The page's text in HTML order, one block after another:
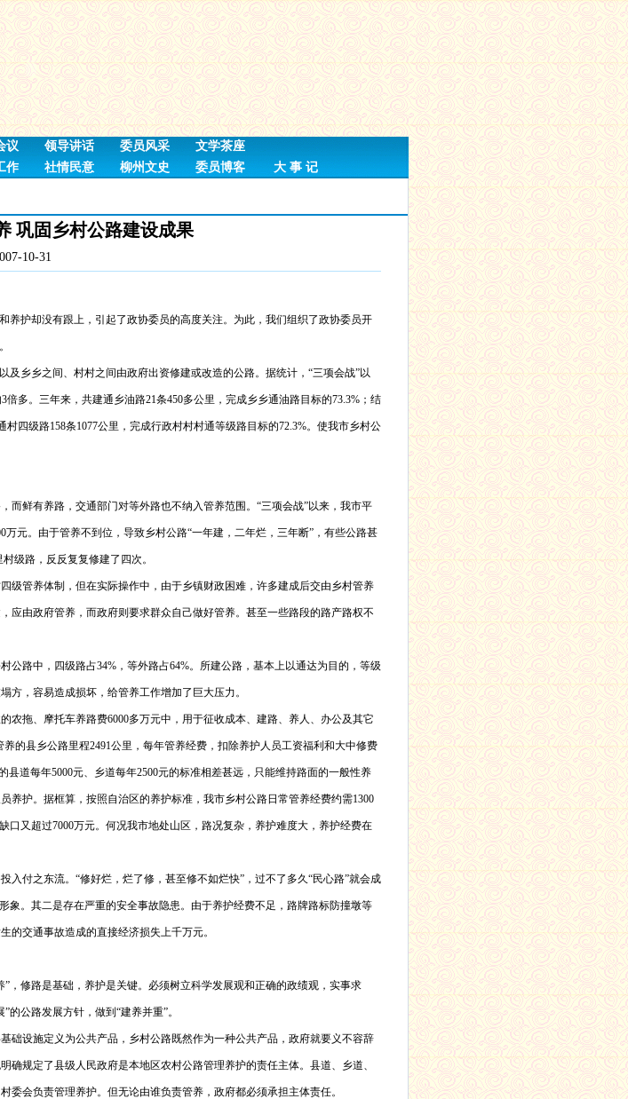
议 领导讲话 委员风采
文学茶座
作 社情民意 柳州文史 委员博客 大 事 记
巩固乡村公路建设成果
10-31
护却没有跟上，引起了政协委员的高度关注。为此，我们组织了政协委员开
乡乡之间、村村之间由政府出资修建或改造的公路。据统计，“三项会战”以
3倍多。三年来，共建通乡油路21条450多公里，完成乡乡通油路目标的73.3% ；结
村四级路158条1077公里，完成行政村村村通等级路目标的72.3%。使我市乡村公
而鲜有养路，交通部门对等外路也不纳入管养范围。“三项会战”以来，我市平
万元。由于管养不到位，导致乡村公路“一年建，二年烂，三年断”，有些公路甚
村级路，反反复复修建了四次。
级管养体制，但在实际操作中，由于乡镇财政困难，许多建成后交由乡村管养
应由政府管养，而政府则要求群众自己做好管养。甚至一些路段的路产路权不
公路中，四级路占34% ，等外路占64%。所建公路，基本上以通达为目的，等级
方，容易造成损坏，给管养工作增加了巨大压力。
农拖、摩托车养路费6000多万元中，用于征收成本、建路、养人、办公及其它
养的县乡公路里程2491公里，每年管养经费，扣除养护人员工资福利和大中修费
县道每年5000元、乡道每年2500元的标准相差甚远，只能维持路面的一般性养
养护。据框算，按照自治区的养护标准，我市乡村公路日常管养经费约需1300
口又超过7000万元。何况我市地处山区，路况复杂，养护难度大，养护经费在
付之东流。“修好烂，烂了修，甚至修不如烂快”，过不了多久“民心路”就会成
象。其二是存在严重的安全事故隐患。由于养护经费不足，路牌路标防撞墩等
的交通事故造成的直接经济损失上千万元。
”，修路是基础，养护是关键。必须树立科学发展观和正确的政绩观，实事求
公路发展方针，做到“建养并重”。
础设施定义为公共产品，乡村公路既然作为一种公共产品，政府就要义不容辞
规定了县级人民政府是本地区农村公路管理养护的责任主体。县道、乡道、
会负责管理养护。但无论由谁负责管养，政府都必须承担主体责任。